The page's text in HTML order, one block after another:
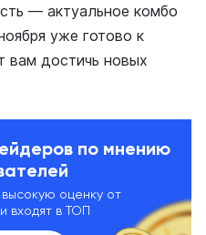
— актуальное комбо
уже готово к
вам достичь новых
по мнению
оценку от
входят в ТОП